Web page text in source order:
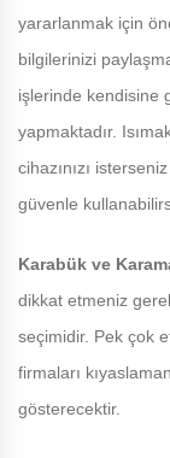
yararlanmak için
bilgilerinizi
işlerinde kendisine
yapmaktadır.
cihazınızı
güvenle
Karabük ve
dikkat etmeniz
seçimidir. Pek çok
firmaları
gösterecektir.